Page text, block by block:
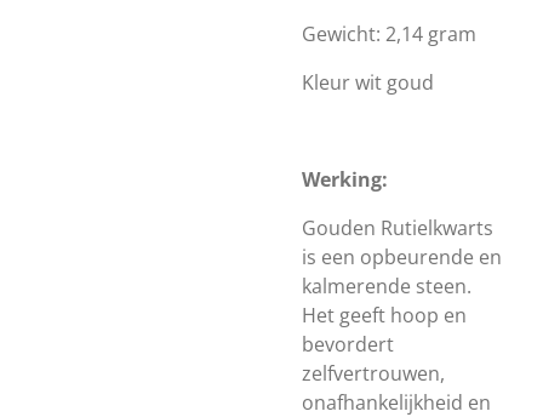
Gewicht: 2,14 gram
Kleur wit goud
Werking:
Gouden Rutielkwarts
is een opbeurende en
kalmerende steen.
Het geeft hoop en
bevordert
zelfvertrouwen,
onafhankelijkheid en